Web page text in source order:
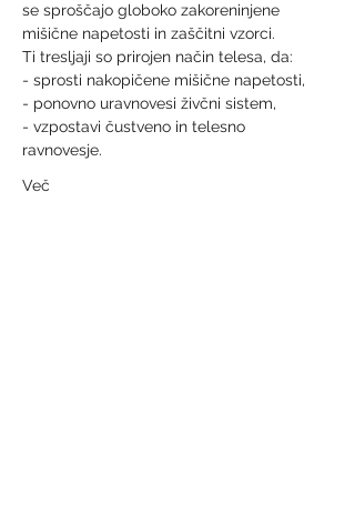
se sproščajo globoko zakoreninjene
mišične napetosti in zaščitni vzorci.
Ti tresljaji so prirojen način telesa, da:
- sprosti nakopičene mišične napetosti,
- ponovno uravnovesi živčni sistem,
- vzpostavi čustveno in telesno
ravnovesje.
Več